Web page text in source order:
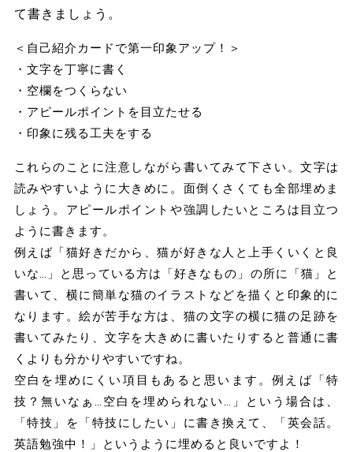
て書きましょう。
＜自己紹介カードで第一印象アップ！＞
・文字を丁寧に書く
・空欄をつくらない
・アピールポイントを目立たせる
・印象に残る工夫をする
これらのことに注意しながら書いてみて下さい。文字は
読みやすいように大きめに。面倒くさくても全部埋めま
しょう。アピールポイントや強調したいところは目立つ
ように書きます。
例えば「猫好きだから、猫が好きな人と上手くいくと良
いな…」と思っている方は「好きなもの」の所に「猫」と
書いて、横に簡単な猫のイラストなどを描くと印象的に
なります。絵が苦手な方は、猫の文字の横に猫の足跡を
書いてみたり、文字を大きめに書いたりすると普通に書
くよりも分かりやすいですね。
空白を埋めにくい項目もあると思います。例えば「特
技？無いなぁ…空白を埋められない…」という場合は、
「特技」を「特技にしたい」に書き換えて、「英会話。
英語勉強中！」というように埋めると良いですよ！